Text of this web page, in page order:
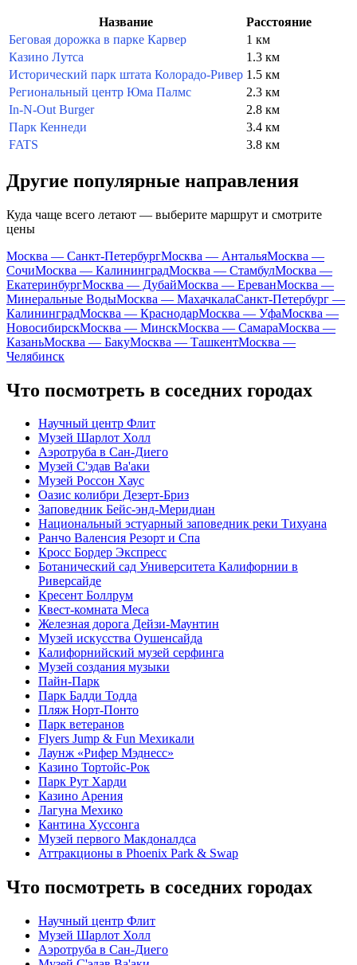
Название
Расстояние
Беговая дорожка в парке Карвер
1 км
Казино Лутса
1.3 км
Исторический парк штата Колорадо-Ривер 1.5 км
Региональный центр Юма Палмс
2.3 км
In-N-Out Burger
2.8 км
Парк Кеннеди
3.4 км
FATS
3.8 км
Другие популярные направления
Куда чаще всего летают — выберите маршрут и смотрите
цены
Москва — Санкт-ПетербургМосква — АнтальяМосква —
СочиМосква — КалининградМосква — СтамбулМосква —
ЕкатеринбургМосква — ДубайМосква — ЕреванМосква —
Минеральные ВодыМосква — МахачкалаСанкт-Петербург —
КалининградМосква — КраснодарМосква — УфаМосква —
НовосибирскМосква — МинскМосква — СамараМосква —
КазаньМосква — БакуМосква — ТашкентМосква —
Челябинск
Что посмотреть в соседних городах
Научный центр Флит
Музей Шарлот Холл
Аэротруба в Сан-Диего
Музей С'эдав Ва'аки
Музей Россон Хаус
Оазис колибри Дезерт-Бриз
Заповедник Бейс-энд-Меридиан
Национальный эстуарный заповедник реки Тихуана
Ранчо Валенсия Резорт и Спа
Кросс Бордер Экспресс
Ботанический сад Университета Калифорнии в
Риверсайде
Кресент Боллрум
Квест-комната Меса
Железная дорога Дейзи-Маунтин
Музей искусства Оушенсайда
Калифорнийский музей серфинга
Музей создания музыки
Пайн-Парк
Парк Бадди Тодда
Пляж Норт-Понто
Парк ветеранов
Flyers Jump & Fun Мехикали
Лаунж «Рифер Мэднесс»
Казино Тортойс-Рок
Парк Рут Харди
Казино Арения
Лагуна Мехико
Кантина Хуссонга
Музей первого Макдоналдса
Аттракционы в Phoenix Park & Swap
Что посмотреть в соседних городах
Научный центр Флит
Музей Шарлот Холл
Аэротруба в Сан-Диего